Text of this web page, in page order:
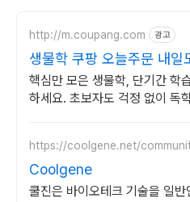
http://m.coupang.com 광고
생물학 쿠팡 오늘주문 내일
핵심만 모은 생물학, 단기간 학
하세요. 초보자도 걱정 없이 독
https://coolgene.net/
Coolgene
쿨진은 바이오테크 기술을 일